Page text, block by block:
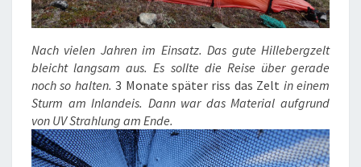
Nach vielen Jahren im Einsatz. Das gute Hillebergzelt
bleicht langsam aus. Es sollte die Reise über gerade
noch so halten.3 Monate später riss das Zelt in einem
Sturm am Inlandeis. Dann war das Material aufgrund
von UV Strahlung am Ende.